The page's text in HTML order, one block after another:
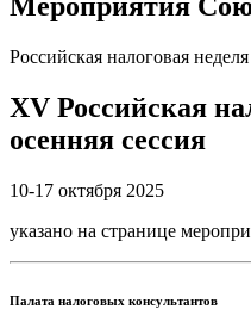
Российская налоговая неделя
XV Российская
осенняя сессия
10-17 октября 2025
указано на странице
Палата налоговых консультантов